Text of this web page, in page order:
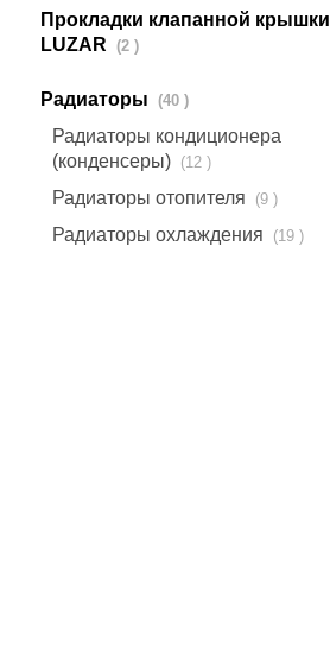
Прокладки клапанной крышки
LUZAR
(2 )
Радиаторы (40 )
Радиаторы кондиционера
(конденсеры)
(12 )
Радиаторы отопителя (9 )
Радиаторы охлаждения (19 )